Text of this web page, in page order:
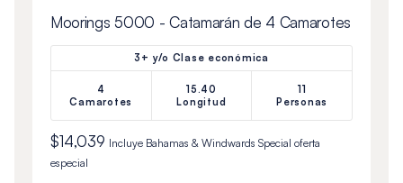
Moorings 5000 - Catamarán de 4 Camarotes
3+ y/o Clase económica
4
Camarotes
15.40
Longitud
11
Personas
$14,039 Incluye Bahamas & Windwards Special oferta
especial